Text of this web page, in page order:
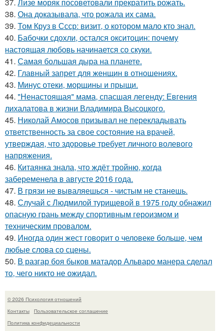
38. Она доказывала, что рожала их сама.
39. Том Круз в Ссср: визит, о котором мало кто знал.
40. Бабочки сдохли, остался окситоцин: почему
настоящая любовь начинается со скуки.
41. Самая большая дыра на планете.
42. Главный запрет для женщин в отношениях.
43. Минус отеки, морщины и прыщи.
44. "Ненастоящая" мама, спасшая легенду: Евгения
лихалатова в жизни Владимира Высоцкого.
45. Николай Амосов призывал не перекладывать
ответственность за свое состояние на врачей,
утверждая, что здоровье требует личного волевого
напряжения.
46. Китаянка знала, что ждёт тройню, когда
забеременела в августе 2016 года.
47. В грязи не вываляешься - чистым не станешь.
48. Случай с Людмилой турищевой в 1975 году обнажил
опасную грань между спортивным героизмом и
техническим провалом.
49. Иногда один жест говорит о человеке больше, чем
любые слова со сцены.
50. В разгар боя быков матадор Альваро манера сделал
то, чего никто не ожидал.
© 2026 Психология отношений
Контакты
Пользовательское соглашение
Политика конфидециальности